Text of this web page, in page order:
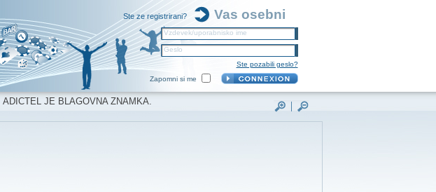
Ste ze registrirani? Vas osebni
Vzdevek/uporabnisko ime
Geslo
Ste pozabili geslo?
Zapomni si me
ADICTEL JE BLAGOVNA ZNAMKA.